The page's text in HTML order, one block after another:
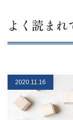
よく読ま
2020.11.16